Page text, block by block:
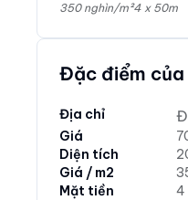
350 nghìn/m²4 x 50m
Đặc điểm
Địa chỉ
Giá
Diện tích
Giá / m2
Mặt tiền
4